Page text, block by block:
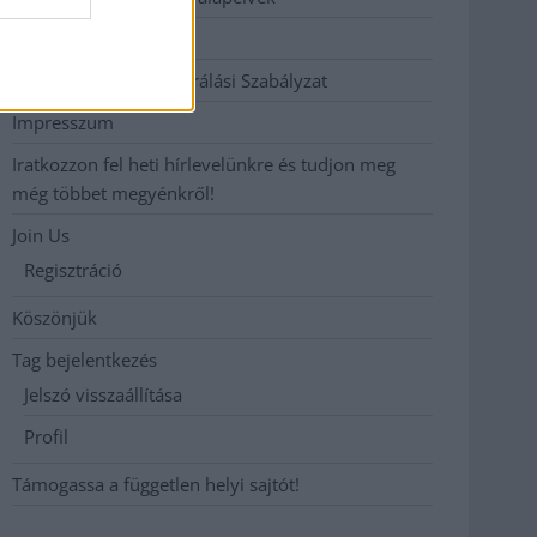
Hozzászólási és Moderálási Szabályzat
Impresszum
Iratkozzon fel heti hírlevelünkre és tudjon meg
még többet megyénkről!
Join Us
Regisztráció
Köszönjük
Tag bejelentkezés
Jelszó visszaállítása
Profil
Támogassa a független helyi sajtót!